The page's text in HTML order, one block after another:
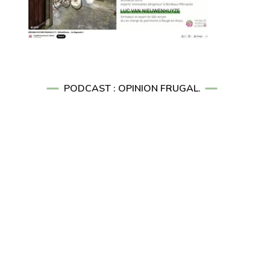
PODCAST : OPINION FRUGAL.